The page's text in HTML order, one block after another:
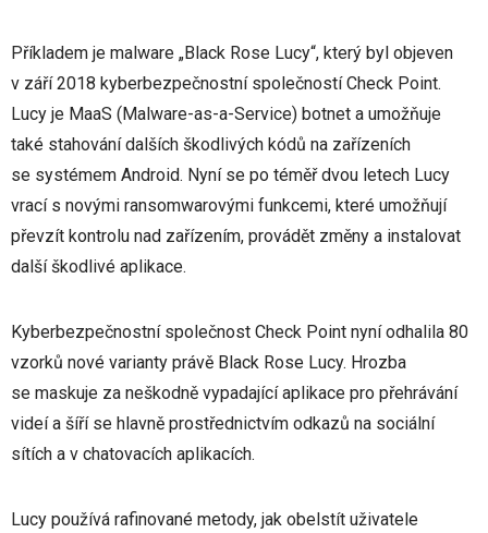
Příkladem je malware „Black Rose Lucy“, který byl objeven
v září 2018 kyberbezpečnostní společností Check Point.
Lucy je MaaS (Malware-as-a-Service) botnet a umožňuje
také stahování dalších škodlivých kódů na zařízeních
se systémem Android. Nyní se po téměř dvou letech Lucy
vrací s novými ransomwarovými funkcemi, které umožňují
převzít kontrolu nad zařízením, provádět změny a instalovat
další škodlivé aplikace.
Kyberbezpečnostní společnost Check Point nyní odhalila 80
vzorků nové varianty právě Black Rose Lucy. Hrozba
se maskuje za neškodně vypadající aplikace pro přehrávání
videí a šíří se hlavně prostřednictvím odkazů na sociální
sítích a v chatovacích aplikacích.
Lucy používá rafinované metody, jak obelstít uživatele